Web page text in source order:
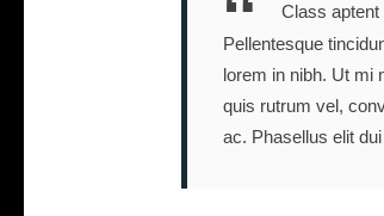
Class aptent
Pellentesque
lorem in nibh. Ut mi
quis rutrum vel,
ac. Phasellus elit